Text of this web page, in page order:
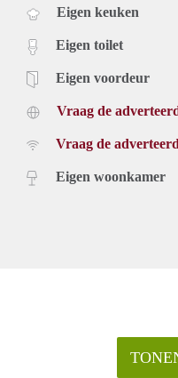
Eigen keuken
Eigen toilet
Eigen voordeur
Vraag de
Vraag de
Eigen woonkamer